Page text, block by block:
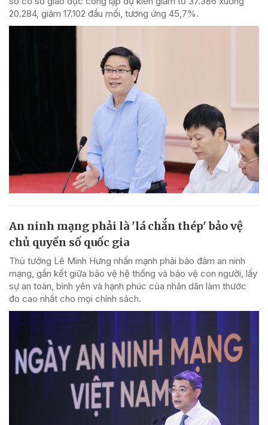
20.284, giảm 17.102 đầu mối, tương ứng 45,7%.
An ninh mạng phải là 'lá chắn thép' bảo vệ
chủ quyền số quốc gia
Thủ tướng Lê Minh Hưng nhấn mạnh phải bảo đảm an ninh
mạng, gắn kết giữa bảo vệ hệ thống và bảo vệ con người, lấy
sự an toàn, bình yên và hạnh phúc của nhân dân làm thước
đo cao nhất cho mọi chính sách.